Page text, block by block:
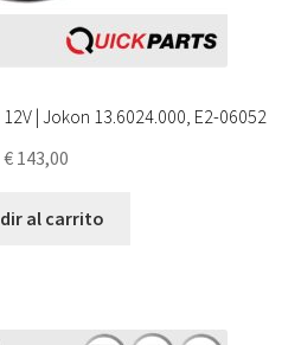
| Jokon 13.6024.000, E2-06052
€143,00
al carrito